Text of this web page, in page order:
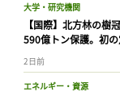
大学・研究機関
【国際】北方林の樹
590億トン保護。初
2日前
エネルギー・資源